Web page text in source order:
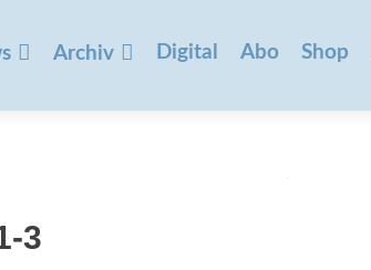
Archiv Digital Abo Shop
3